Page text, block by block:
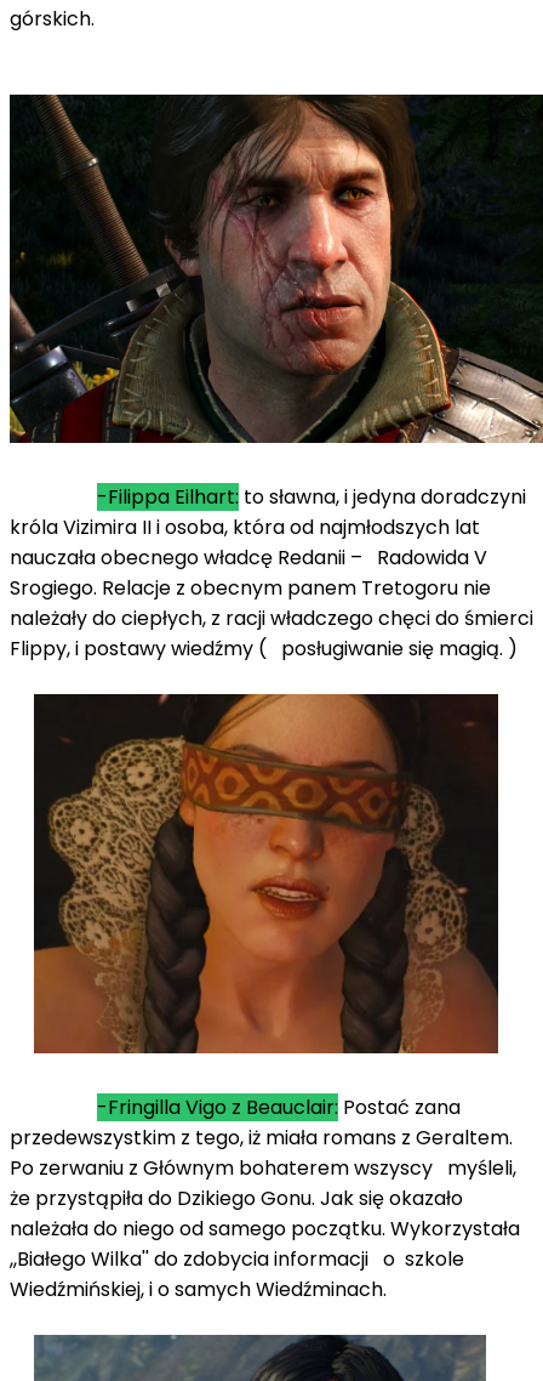
górskich.
-Filippa Eilhart: to sławna, i jedyna doradczyni
króla Vizimira II i osoba, która od najmłodszych lat
nauczała obecnego władcę Redanii – Radowida V
Srogiego. Relacje z obecnym panem Tretogoru nie
należały do ciepłych, z racji władczego chęci do śmierci
Flippy, i postawy wiedźmy ( posługiwanie się magią. )
-Fringilla Vigo z Beauclair: Postać zana
przedewszystkim z tego, iż miała romans z Geraltem.
Po zerwaniu z Głównym bohaterem wszyscy myśleli,
że przystąpiła do Dzikiego Gonu. Jak się okazało
należała do niego od samego początku. Wykorzystała
,,Białego Wilka'' do zdobycia informacji o szkole
Wiedźmińskiej, i o samych Wiedźminach.